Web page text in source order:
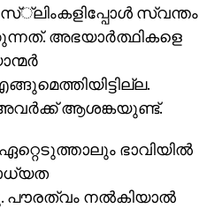
സ്വന്തം
അഭയാര്‍ത്ഥികളെ
അവര്‍ക്ക് ആശങ്കയുണ്ട്.
ഭാവിയില്‍
പൗരത്വം നല്‍കിയാല്‍